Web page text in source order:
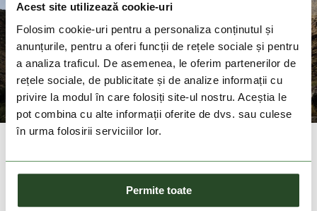
Acest site utilizează cookie-uri
Folosim cookie-uri pentru a personaliza conținutul și
anunțurile, pentru a oferi funcții de rețele sociale și pentru
a analiza traficul. De asemenea, le oferim partenerilor de
rețele sociale, de publicitate și de analize informații cu
privire la modul în care folosiți site-ul nostru. Aceștia le
pot combina cu alte informații oferite de dvs. sau culese
în urma folosirii serviciilor lor.
Permite toate
imbracaminte functionala, dar eleganta in acelasi timp, casual si
outdoor, imbracaminte sport si de schi, incaltaminte de strada si